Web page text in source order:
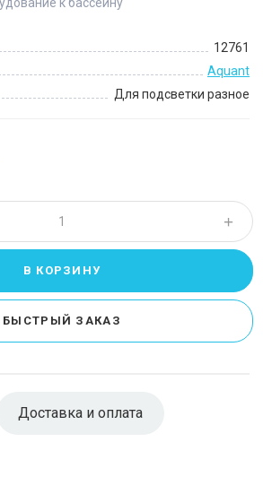
12761
Aquant
Для подсветки разное
+
Доставка и оплата